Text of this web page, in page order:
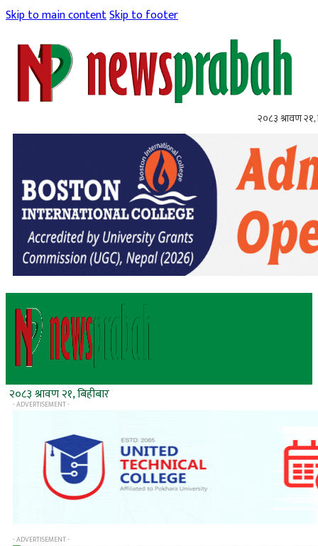
Skip to main contentSkip to footer
२०८३ श्रावण २१,
२०८३ श्रावण २१, बिहीबार
- ADVERTISEMENT -
- ADVERTISEMENT -